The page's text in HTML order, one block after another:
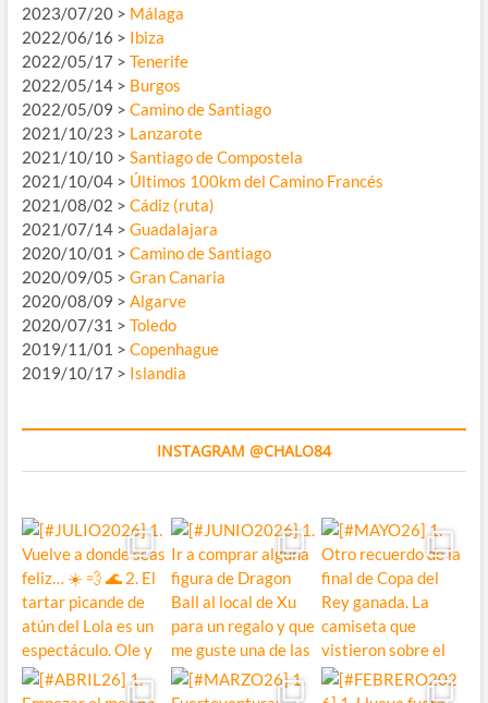
2023/07/20 > Málaga
2022/06/16 > Ibiza
2022/05/17 > Tenerife
2022/05/14 > Burgos
2022/05/09 > Camino de Santiago
2021/10/23 > Lanzarote
2021/10/10 > Santiago de Compostela
2021/10/04 > Últimos 100km del Camino Francés
2021/08/02 > Cádiz (ruta)
2021/07/14 > Guadalajara
2020/10/01 > Camino de Santiago
2020/09/05 > Gran Canaria
2020/08/09 > Algarve
2020/07/31 > Toledo
2019/11/01 > Copenhague
2019/10/17 > Islandia
INSTAGRAM @CHALO84